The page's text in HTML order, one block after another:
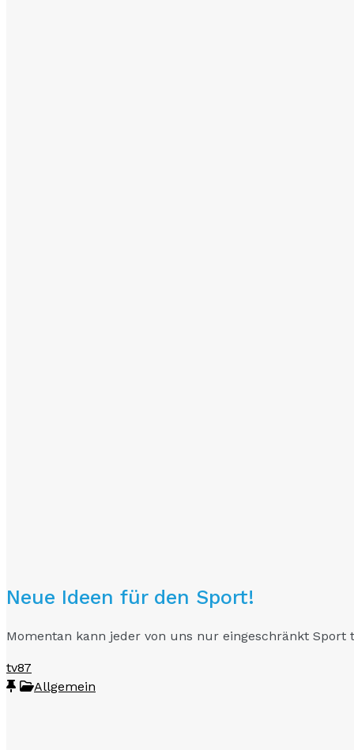
Neue Ideen für den Sport!
Momentan kann jeder von uns nur eingeschränkt
tv87
Allgemein